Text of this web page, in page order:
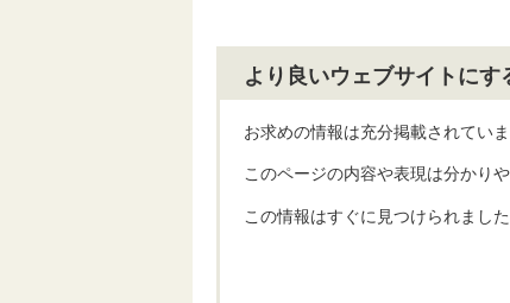
より良いウェブサイトに
お求めの情報は充分掲載されてい
このページの内容や表現は分かり
この情報はすぐに見つけられまし